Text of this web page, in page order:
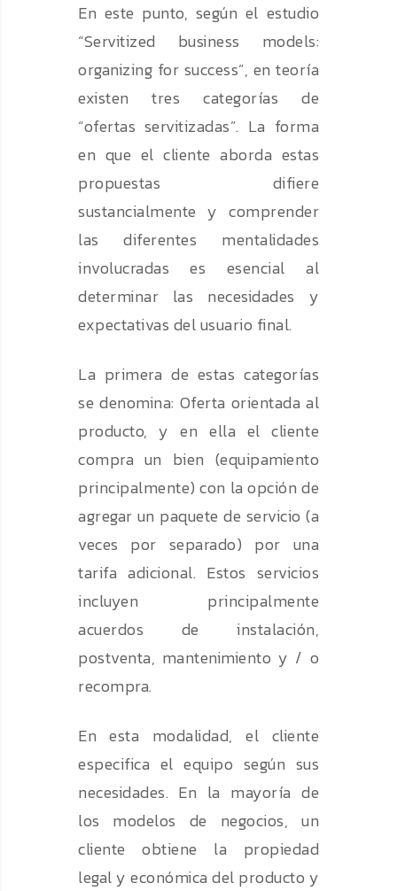
En este punto, según el estudio
“Servitized business models:
organizing for success”, en teoría
existen tres categorías de
“ofertas servitizadas”. La forma
en que el cliente aborda estas
propuestas difiere
sustancialmente y comprender
las diferentes mentalidades
involucradas es esencial al
determinar las necesidades y
expectativas del usuario final.
La primera de estas categorías
se denomina: Oferta orientada al
producto, y en ella el cliente
compra un bien (equipamiento
principalmente) con la opción de
agregar un paquete de servicio (a
veces por separado) por una
tarifa adicional. Estos servicios
incluyen principalmente
acuerdos de instalación,
postventa, mantenimiento y / o
recompra.
En esta modalidad, el cliente
especifica el equipo según sus
necesidades. En la mayoría de
los modelos de negocios, un
cliente obtiene la propiedad
legal y económica del producto y